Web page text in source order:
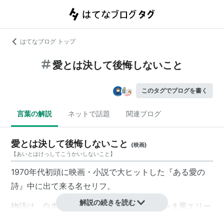
はてなブログ トップ
愛とは決して後悔しないこと
このタグでブログを書く
言葉の解説 ネットで話題 関連ブログ
愛とは決して後悔しないこと (映画)
【あいとはけっしてこうかいしないこと 】
1970年代初頭に映画・小説で大ヒットした『ある愛の
詩』中に出て来る名セリフ。
物語は、白血病で死ぬ女子大生と、お坊ちゃま風エリー
解説の続きを読む